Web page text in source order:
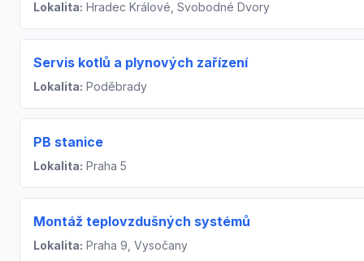
Lokalita: Hradec Králové, Svobodné Dvory
Servis kotlů a plynových zařízení
Lokalita: Poděbrady
PB stanice
Lokalita: Praha 5
Montáž teplovzdušných systémů
Lokalita: Praha 9, Vysočany